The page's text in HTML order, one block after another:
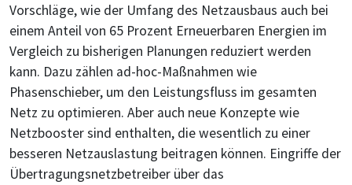
Vorschläge, wie der Umfang des Netzausbaus auch bei
einem Anteil von 65 Prozent Erneuerbaren Energien im
Vergleich zu bisherigen Planungen reduziert werden
kann. Dazu zählen ad-hoc-Maßnahmen wie
Phasenschieber, um den Leistungsfluss im gesamten
Netz zu optimieren. Aber auch neue Konzepte wie
Netzbooster sind enthalten, die wesentlich zu einer
besseren Netzauslastung beitragen können. Eingriffe der
Übertragungsnetzbetreiber über das